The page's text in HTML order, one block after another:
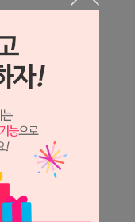
수 있습니다.
질 수 있으니
.